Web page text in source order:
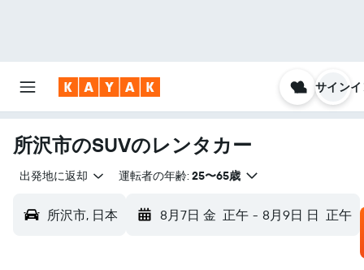
サイン
所沢市のSUVのレンタカー
出発地に返却 運転者の年齢: 25〜65歳
所沢市, 日本 8月7日 金 正午 - 8月9日 日 正午